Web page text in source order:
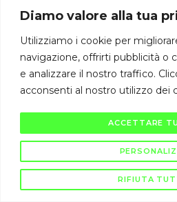
Diamo valore alla tua
Utilizziamo i cookie per
navigazione, offrirti pubblicità o
e analizzare il nostro traffico.
acconsenti al nostro utilizzo dei
RIFIUTA
ACCETTARE